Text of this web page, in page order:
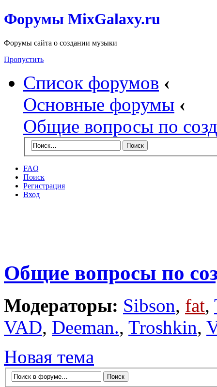
Форумы MixGalaxy.ru
Форумы сайта о создании музыки
Пропустить
Список форумов ‹
Основные форумы ‹
Общие вопросы по
FAQ
Поиск
Регистрация
Вход
Общие вопросы по
Модераторы: Sibson, fat,
VAD, Deeman., Troshkin,
Новая тема